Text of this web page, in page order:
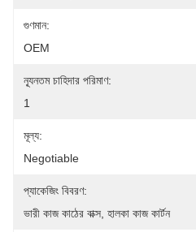
গুণমান:
OEM
ন্যূনতম চাহিদার পরিমাণ:
1
মূল্য:
Negotiable
প্যাকেজিং বিবরণ:
ভারী কাজ কাঠের বাক্স, হালকা কাজ কার্টন